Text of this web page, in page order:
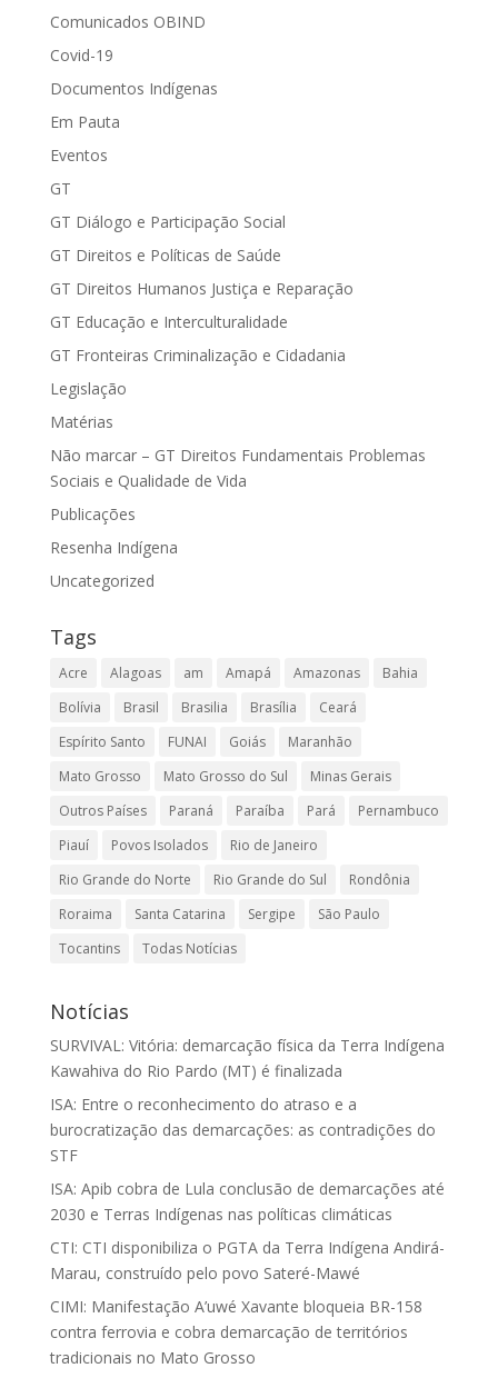
Comunicados OBIND
Covid-19
Documentos Indígenas
Em Pauta
Eventos
GT
GT Diálogo e Participação Social
GT Direitos e Políticas de Saúde
GT Direitos Humanos Justiça e Reparação
GT Educação e Interculturalidade
GT Fronteiras Criminalização e Cidadania
Legislação
Matérias
Não marcar – GT Direitos Fundamentais Problemas
Sociais e Qualidade de Vida
Publicações
Resenha Indígena
Uncategorized
Tags
Acre Alagoas am Amapá Amazonas
Bahia
Bolívia
Brasil Brasilia Brasília
Ceará
Espírito Santo
FUNAI Goiás
Maranhão
Mato Grosso
Mato Grosso do Sul
Minas Gerais
Outros Países
Paraná Paraíba Pará
Pernambuco
Piauí
Povos Isolados
Rio de Janeiro
Rio Grande do Norte
Rio Grande do Sul
Rondônia
Roraima
Santa Catarina Sergipe
São Paulo
Tocantins
Todas Notícias
Notícias
SURVIVAL: Vitória: demarcação física da Terra Indígena
Kawahiva do Rio Pardo (MT) é finalizada
ISA: Entre o reconhecimento do atraso e a
burocratização das demarcações: as contradições do
STF
ISA: Apib cobra de Lula conclusão de demarcações até
2030 e Terras Indígenas nas políticas climáticas
CTI: CTI disponibiliza o PGTA da Terra Indígena Andirá-
Marau, construído pelo povo Sateré-Mawé
CIMI: Manifestação A’uwé Xavante bloqueia BR-158
contra ferrovia e cobra demarcação de territórios
tradicionais no Mato Grosso